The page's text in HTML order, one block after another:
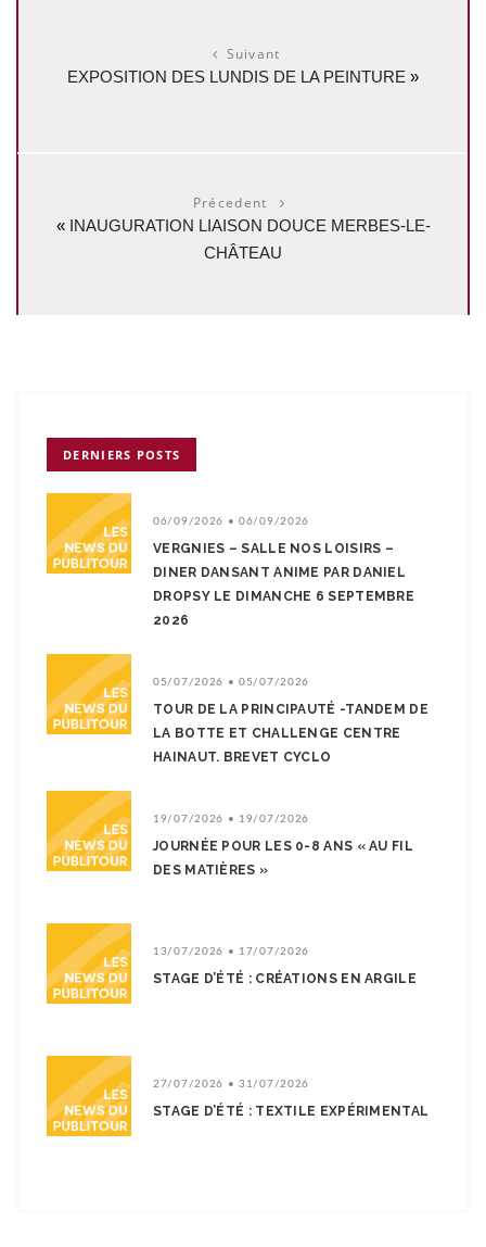
Suivant
EXPOSITION DES LUNDIS DE LA PEINTURE »
Précedent
« INAUGURATION LIAISON DOUCE MERBES-LE-
CHÂTEAU
DERNIERS POSTS
06/09/2026 • 06/09/2026
VERGNIES – SALLE NOS LOISIRS –
DINER DANSANT ANIME PAR DANIEL
DROPSY LE DIMANCHE 6 SEPTEMBRE
2026
05/07/2026 • 05/07/2026
TOUR DE LA PRINCIPAUTÉ -TANDEM DE
LA BOTTE ET CHALLENGE CENTRE
HAINAUT. BREVET CYCLO
19/07/2026 • 19/07/2026
JOURNÉE POUR LES 0-8 ANS « AU FIL
DES MATIÈRES »
13/07/2026 • 17/07/2026
STAGE D’ÉTÉ : CRÉATIONS EN ARGILE
27/07/2026 • 31/07/2026
STAGE D’ÉTÉ : TEXTILE EXPÉRIMENTAL